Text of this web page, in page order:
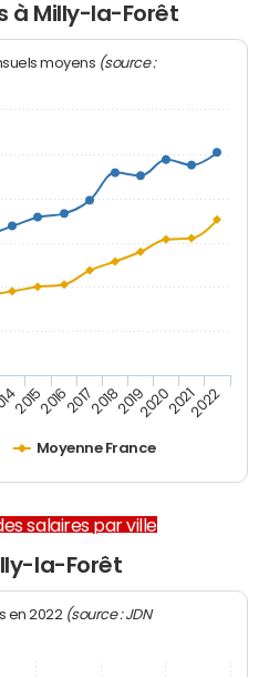
à Milly-la-Forêt
moyens (source :
Moyenne France
20152016201720182019202020212022
salaires par ville
la-Forêt
en 2022 (source : JDN